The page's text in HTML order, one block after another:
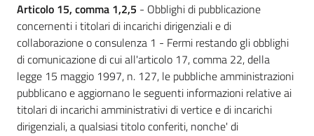
Articolo 15, comma 1,2,5 - Obblighi di pubblicazione
concernenti i titolari di incarichi dirigenziali e di
collaborazione o consulenza 1 - Fermi restando gli obblighi
di comunicazione di cui all'articolo 17, comma 22, della
legge 15 maggio 1997, n. 127, le pubbliche amministrazioni
pubblicano e aggiornano le seguenti informazioni relative ai
titolari di incarichi amministrativi di vertice e di incarichi
dirigenziali, a qualsiasi titolo conferiti, nonche' di